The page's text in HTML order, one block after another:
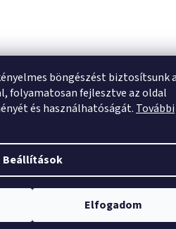
böngészést biztosítsunk
folyamatosan fejlesztve az oldal
és használhatóságát. További
Beállítások
Elfogadom